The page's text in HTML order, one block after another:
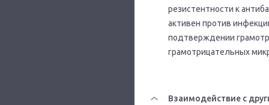
резистентности к
активен против
подтверждении
грамотрицательных
Взаимодействие с